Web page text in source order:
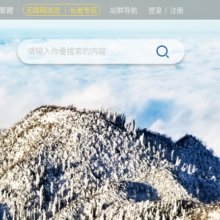
繁體 无障碍浏览 长者专区 站群导航 登录 | 注册